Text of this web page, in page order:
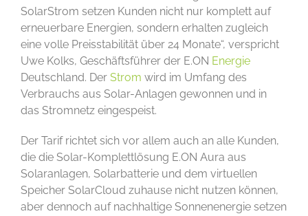
SolarStrom setzen Kunden nicht nur komplett auf
erneuerbare Energien, sondern erhalten zugleich
eine volle Preisstabilität über 24 Monate“, verspricht
Uwe Kolks, Geschäftsführer der E.ON Energie
Deutschland. Der Strom wird im Umfang des
Verbrauchs aus Solar-Anlagen gewonnen und in
das Stromnetz eingespeist.
Der Tarif richtet sich vor allem auch an alle Kunden,
die die Solar-Komplettlösung E.ON Aura aus
Solaranlagen, Solarbatterie und dem virtuellen
Speicher SolarCloud zuhause nicht nutzen können,
aber dennoch auf nachhaltige Sonnenenergie setzen